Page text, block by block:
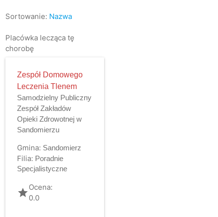
Sortowanie: Nazwa
Placówka lecząca tę
chorobę
Zespół Domowego
Leczenia Tlenem
Samodzielny Publiczny
Zespół Zakładów
Opieki Zdrowotnej w
Sandomierzu
Gmina: Sandomierz
Filia: Poradnie
Specjalistyczne
gradeOcena:
0.0